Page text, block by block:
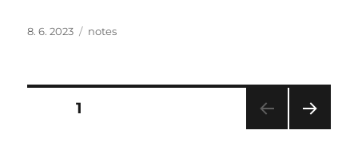
Posted
8. 6. 2023 Categories
notes
Posts
PAGE1